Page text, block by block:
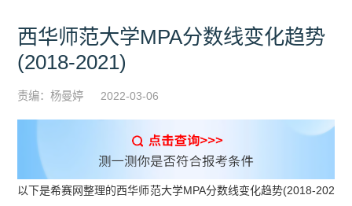
西华师范大学MPA分数线变化趋势
(2018-2021)
责编：杨曼婷 2022-03-06
以下是希赛网整理的西华师范大学MPA分数线变化趋势(2018-202